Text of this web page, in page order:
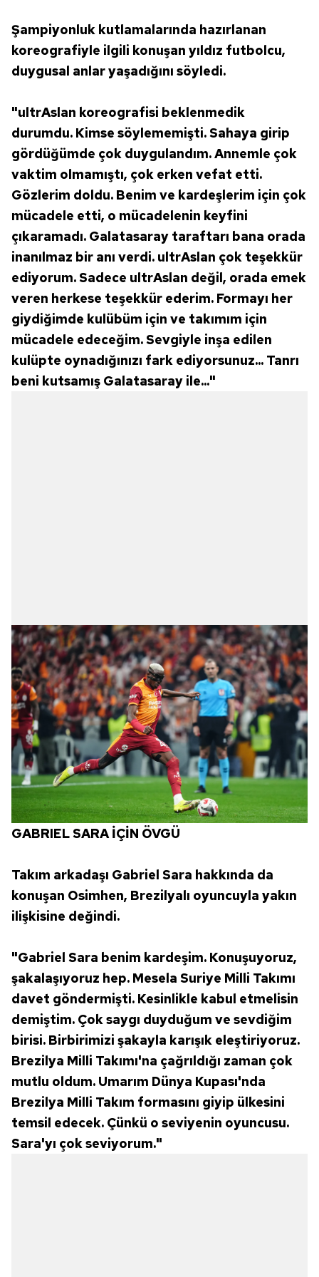
Şampiyonluk kutlamalarında hazırlanan
koreografiyle ilgili konuşan yıldız futbolcu,
duygusal anlar yaşadığını söyledi.
"ultrAslan koreografisi beklenmedik
durumdu. Kimse söylememişti. Sahaya girip
gördüğümde çok duygulandım. Annemle çok
vaktim olmamıştı, çok erken vefat etti.
Gözlerim doldu. Benim ve kardeşlerim için çok
mücadele etti, o mücadelenin keyfini
çıkaramadı. Galatasaray taraftarı bana orada
inanılmaz bir anı verdi. ultrAslan çok teşekkür
ediyorum. Sadece ultrAslan değil, orada emek
veren herkese teşekkür ederim. Formayı her
giydiğimde kulübüm için ve takımım için
mücadele edeceğim. Sevgiyle inşa edilen
kulüpte oynadığınızı fark ediyorsunuz... Tanrı
beni kutsamış Galatasaray ile..."
GABRIEL SARA İÇİN ÖVGÜ
Takım arkadaşı Gabriel Sara hakkında da
konuşan Osimhen, Brezilyalı oyuncuyla yakın
ilişkisine değindi.
"Gabriel Sara benim kardeşim. Konuşuyoruz,
şakalaşıyoruz hep. Mesela Suriye Milli Takımı
davet göndermişti. Kesinlikle kabul etmelisin
demiştim. Çok saygı duyduğum ve sevdiğim
birisi. Birbirimizi şakayla karışık eleştiriyoruz.
Brezilya Milli Takımı'na çağrıldığı zaman çok
mutlu oldum. Umarım Dünya Kupası'nda
Brezilya Milli Takım formasını giyip ülkesini
temsil edecek. Çünkü o seviyenin oyuncusu.
Sara'yı çok seviyorum."